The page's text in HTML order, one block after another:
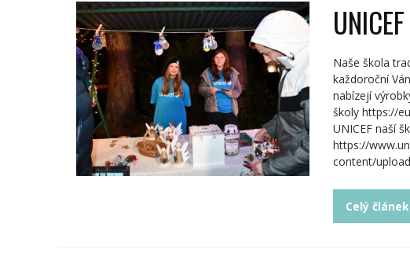
UNICEF
Naše škola
každoroční
nabízejí
školy https://
UNICEF naší
https://
content/
Celý článek